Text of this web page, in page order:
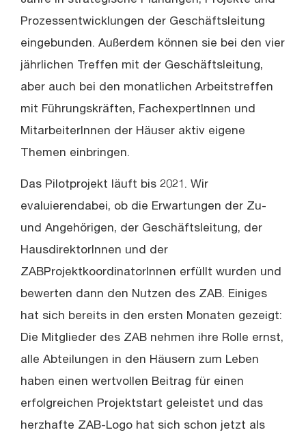
Prozessentwicklungen der Geschäftsleitung
eingebunden. Außerdem können sie bei den vier
jährlichen Treffen mit der Geschäftsleitung,
aber auch bei den monatlichen Arbeitstreffen
mit Führungskräften, FachexpertInnen und
MitarbeiterInnen der Häuser aktiv eigene
Themen einbringen.
Das Pilotprojekt läuft bis 2021. Wir
evaluierendabei, ob die Erwartungen der Zu-
und Angehörigen, der Geschäftsleitung, der
HausdirektorInnen und der
ZABProjektkoordinatorInnen erfüllt wurden und
bewerten dann den Nutzen des ZAB. Einiges
hat sich bereits in den ersten Monaten gezeigt:
Die Mitglieder des ZAB nehmen ihre Rolle ernst,
alle Abteilungen in den Häusern zum Leben
haben einen wertvollen Beitrag für einen
erfolgreichen Projektstart geleistet und das
herzhafte ZAB-Logo hat sich schon jetzt als